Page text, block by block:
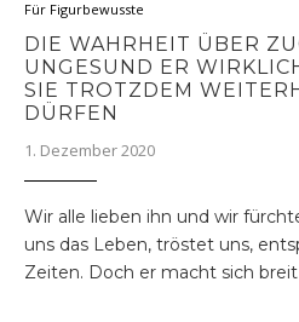
Für Figurbewusste
DIE WAHRHEIT ÜBER
UNGESUND ER
SIE TROTZDEM
DÜRFEN
1. Dezember 2020
Wir alle lieben ihn und wir
uns das Leben, tröstet uns,
Zeiten. Doch er macht sich